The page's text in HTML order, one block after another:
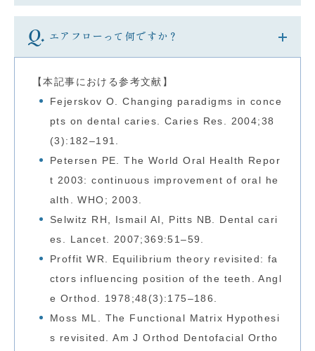
エアフローって何ですか？
【本記事における参考文献】
Fejerskov O. Changing paradigms in conce
pts on dental caries. Caries Res. 2004;38
(3):182–191.
Petersen PE. The World Oral Health Repor
t 2003: continuous improvement of oral he
alth. WHO; 2003.
Selwitz RH, Ismail AI, Pitts NB. Dental cari
es. Lancet. 2007;369:51–59.
Proffit WR. Equilibrium theory revisited: fa
ctors influencing position of the teeth. Angl
e Orthod. 1978;48(3):175–186.
Moss ML. The Functional Matrix Hypothesi
s revisited. Am J Orthod Dentofacial Ortho